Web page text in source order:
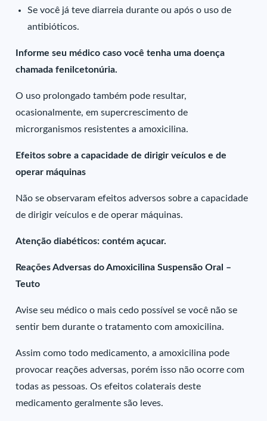
Se você já teve diarreia durante ou após o uso de
antibióticos.
Informe seu médico caso você tenha uma doença
chamada fenilcetonúria.
O uso prolongado também pode resultar,
ocasionalmente, em supercrescimento de
microrganismos resistentes a amoxicilina.
Efeitos sobre a capacidade de dirigir veículos e de
operar máquinas
Não se observaram efeitos adversos sobre a capacidade
de dirigir veículos e de operar máquinas.
Atenção diabéticos: contém açucar.
Reações Adversas do Amoxicilina Suspensão Oral –
Teuto
Avise seu médico o mais cedo possível se você não se
sentir bem durante o tratamento com amoxicilina.
Assim como todo medicamento, a amoxicilina pode
provocar reações adversas, porém isso não ocorre com
todas as pessoas. Os efeitos colaterais deste
medicamento geralmente são leves.